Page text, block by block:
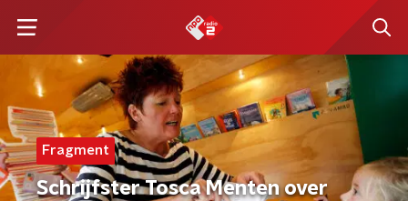
Fragment
Schrijfster Tosca Menten over